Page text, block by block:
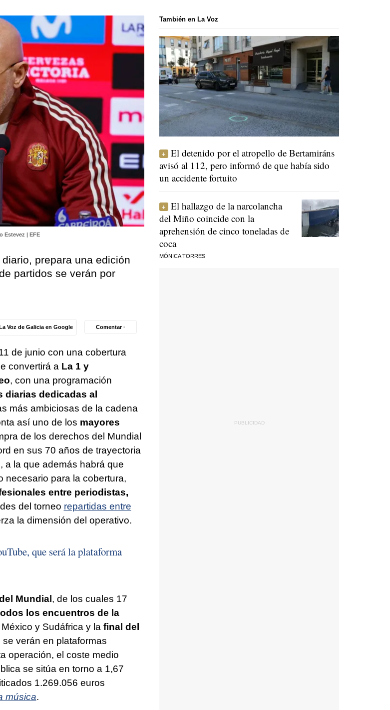
Estevez | EFE
prepara una edición
partidos se verán por
Voz de Galicia en Google Comentar ·
de junio con una cobertura
convertirá a La 1 y
, con una programación
diarias dedicadas al
más ambiciosas de la cadena
así uno de los mayores
de los derechos del Mundial
en sus 70 años de trayectoria
a la que además habrá que
necesario para la cobertura,
entre periodistas,
del torneo repartidas entre
la dimensión del operativo.
que será la plataforma
Mundial, de los cuales 17
los encuentros de la
y Sudáfrica y la final del
verán en plataformas
operación, el coste medio
se sitúa en torno a 1,67
1.269.056 euros
música.
También en La Voz
El detenido por el atropello de Bertamiráns
avisó al 112, pero informó de que había sido
un accidente fortuito
El hallazgo de la narcolancha
del Miño coincide con la
aprehensión de cinco toneladas de
coca
MÓNICA TORRES